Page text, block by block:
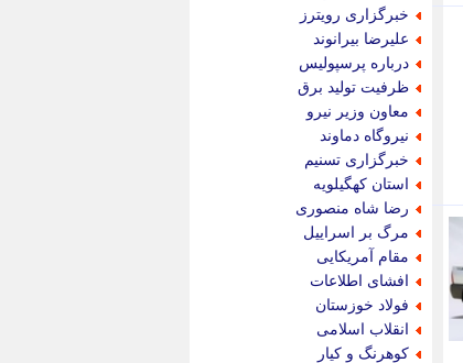
خبرگزاری رویترز
علیرضا بیرانوند
درباره پرسپولیس
ظرفیت تولید برق
معاون وزیر نیرو
نیروگاه دماوند
خبرگزاری تسنیم
استان کهگیلویه
رضا شاه منصوری
مرگ بر اسراییل
مقام آمریکایی
افشای اطلاعات
فولاد خوزستان
انقلاب اسلامی
کوهرنگ و کیار